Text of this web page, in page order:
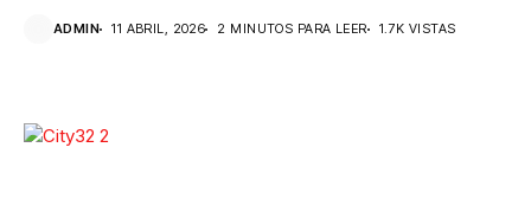
ADMIN 11 ABRIL, 2026 2 MINUTOS PARA LEER 1.7K VISTAS